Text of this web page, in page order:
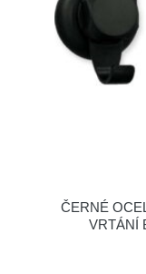
ČERNÉ
VRTÁNÍ